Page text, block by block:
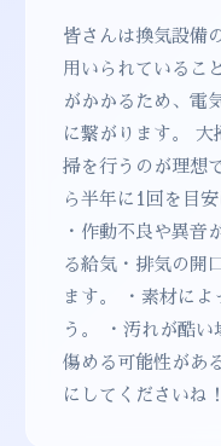
皆さんは換気設備
用いられているこ
がかかるため、電
に繋がります。
掃を行うのが理想
ら半年に1回を目
・作動不良や異
る給気・排気の開
ます。 ・素材に
う。 ・汚れが酷
傷める可能性があ
にしてくださいね